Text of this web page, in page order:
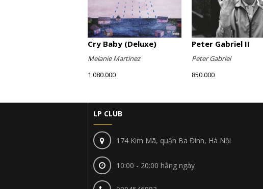
Cry Baby (Deluxe)
Melanie Martinez
1.080.000
Peter Gabriel II
Peter Gabriel
850.000
LP CLUB
174 Kim Mã, quận Ba Đình, Hà Nội
10:00 - 20:00 hằng ngày